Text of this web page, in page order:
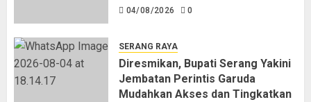
04/08/2026 0
SERANG RAYA
Diresmikan, Bupati Serang Yakini
Jembatan Perintis Garuda
Mudahkan Akses dan Tingkatkan